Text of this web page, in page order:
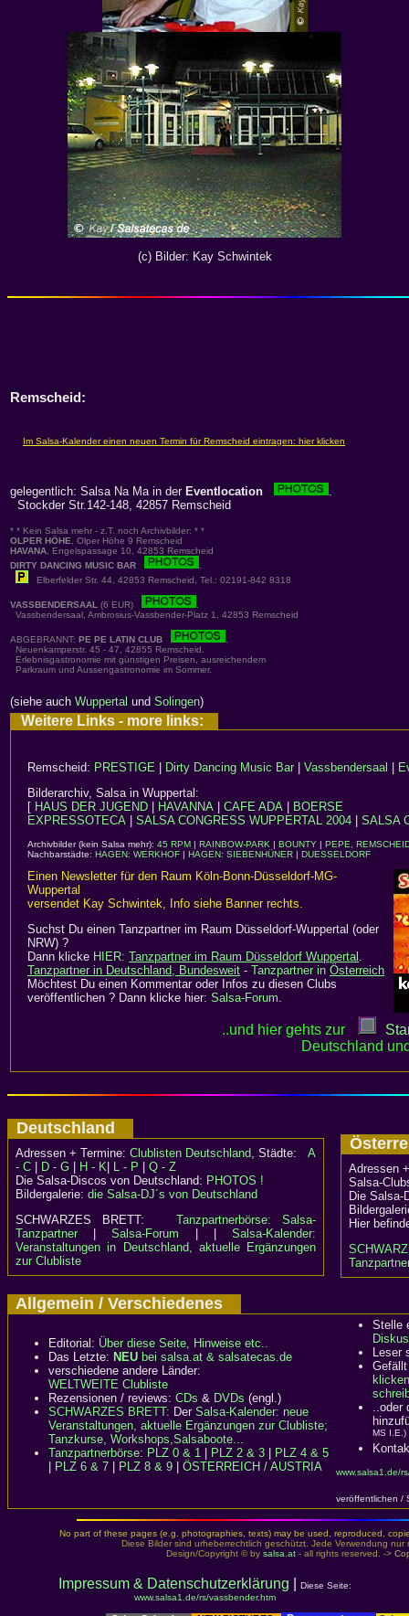
(c) Bilder: Kay Schwintek
Remscheid:
gelegentlich: Salsa Na Ma in der Eventlocation
Stockder Str.142-148, 42857 Remscheid
* * Kein Salsa mehr - z.T. noch Archivbilder: * *
OLPER HÖHE , Olper Höhe 9 Remscheid
HAVANA , Engelspassage 10, 42853 Remscheid
DIRTY DANCING MUSIC BAR
Elberfelder Str. 44, 42853 Remscheid, Tel.: 02191-842 8318
VASSBENDERSAAL (6 EUR)
Vassbendersaal, Ambrosius-Vassbender-Platz 1, 42853 Remscheid
ABGEBRANNT: PE PE LATIN CLUB
Neuenkamperstr. 45 - 47, 42855 Remscheid.
Erlebnisgastronomie mit günstigen Preisen, ausreichendem
Parkraum und Aussengastronomie im Sommer.
(siehe auch Wuppertal und Solingen)
Weitere Links - more links:
Remscheid: PRESTIGE Dirty Dancing Music Bar| Vassbendersaal
Bilderarchiv, Salsa in Wuppertal:
[ HAUS DER JUGEND HAVANNA CAFE ADA
BOERSE
EXPRESSOTECA
SALSA CONGRESS WUPPERTAL 2004 SALSA
Archivbilder (kein Salsa mehr): 45 RPM RAINBOW-PARK BOUNTY
PEPE,
Nachbarstädte: HAGEN: WERKHOF HAGEN: SIEBENHÜNER DUESSELDORF
Einen Newsletter für den Raum Köln-Bonn-Düsseldorf-MG-
Wuppertal
versendet Kay Schwintek, Info siehe Banner rechts.
Suchst Du einen Tanzpartner im Raum Düsseldorf-Wuppertal (oder
NRW) ?
Dann klicke HIER: Tanzpartner im Raum Düsseldorf Wuppertal .
Tanzpartner in Deutschland, Bundesweit - Tanzpartner in Österreich
Möchtest Du einen Kommentar oder Infos zu diesen Clubs
veröffentlichen ? Dann klicke hier: Salsa-Forum.
..und hier gehts zur
Deutschland
Deutschland
Adressen + Termine: Clublisten Deutschland, Städte: A
- C
D - G H - K L - P
Q - Z
Die Salsa-Discos von Deutschland: PHOTOS !
Bildergalerie: die Salsa-DJ´s von Deutschland
SCHWARZES BRETT:Tanzpartnerbörse: Salsa-
Tanzpartner|Salsa-Forum | |Salsa-Kalender:
Veranstaltungen in Deutschland, aktuelle Ergänzungen
zur Clubliste
Adressen
Salsa-
Die
Hier
Allgemein / Verschiedenes
Editorial: Über diese Seite, Hinweise etc..
Das Letzte: NEU bei salsa.at & salsatecas.de
verschiedene andere Länder:
WELTWEITE Clubliste
Rezensionen / reviews: CDs & DVDs (engl.)
SCHWARZES BRETT: Der Salsa-Kalender: neue
Veranstaltungen, aktuelle Ergänzungen zur Clubliste;
Tanzkurse, Workshops,Salsaboote...
Tanzpartnerbörse: PLZ 0 & 1 PLZ 2 & 3
PLZ 4 & 5
PLZ 6 & 7 PLZ 8 & 9 ÖSTERREICH / AUSTRIA
Stelle
Leser
klicken
..oder
MS I.E.)
www.salsa1.de/
veröffentlichen /
No part of these pages (e.g. photographies, texts) may be used, reproduced,
Diese Bilder sind urheberrechtlich geschützt. Jede Verwendung
Design/Copyright © by salsa.at - all rights reserved. ->
Impressum & Datenschutzerklärung
Diese Seite:
www.salsa1.de/rs/vassbender.htm